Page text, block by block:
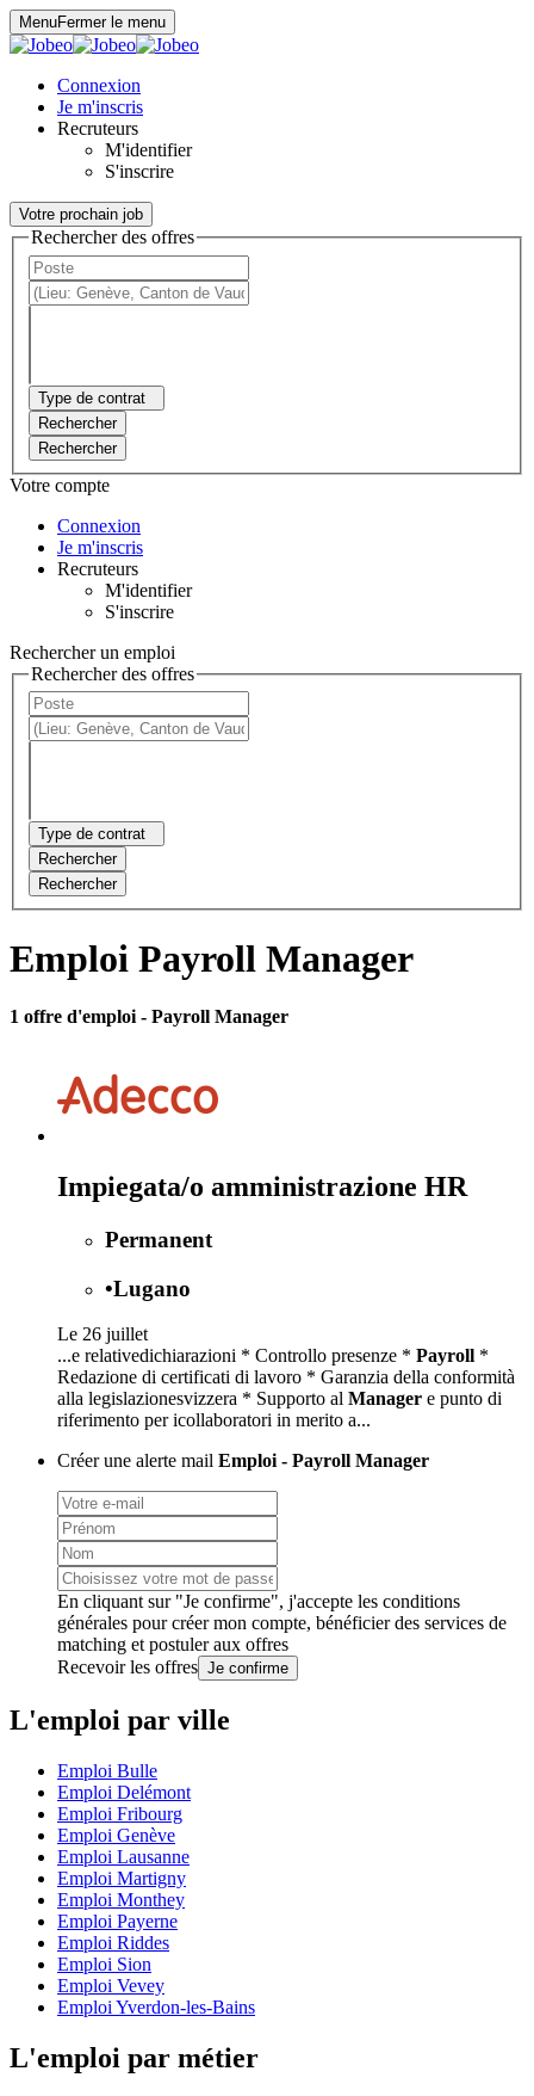
MenuFermer le menu
Connexion
Je m'inscris
Recruteurs
M'identifier
S'inscrire
Votre prochain job
Rechercher des offres
Type de contrat
Rechercher
Rechercher
Votre compte
Connexion
Je m'inscris
Recruteurs
M'identifier
S'inscrire
Rechercher un emploi
Rechercher des offres
Type de contrat
Rechercher
Rechercher
Emploi Payroll Manager
1 offre d'emploi - Payroll Manager
Impiegata/o amministrazione HR
Permanent
•Lugano
Le 26 juillet
...e relativedichiarazioni * Controllo presenze * Payroll *
Redazione di certificati di lavoro * Garanzia della conformità
alla legislazionesvizzera * Supporto al Manager e punto di
riferimento per icollaboratori in merito a...
Créer une alerte mail Emploi - Payroll Manager
En cliquant sur "Je confirme", j'accepte les conditions
générales pour créer mon compte, bénéficier des services de
matching et postuler aux offres
Recevoir les offres Je confirme
L'emploi par ville
Emploi Bulle
Emploi Delémont
Emploi Fribourg
Emploi Genève
Emploi Lausanne
Emploi Martigny
Emploi Monthey
Emploi Payerne
Emploi Riddes
Emploi Sion
Emploi Vevey
Emploi Yverdon-les-Bains
L'emploi par métier
Panneau de gestion des cookies